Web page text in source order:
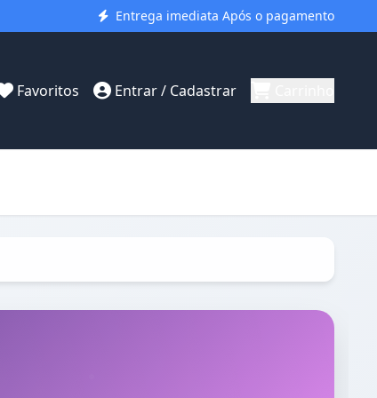
Entrega imediata Após o pagamento
Favoritos Entrar / Cadastrar